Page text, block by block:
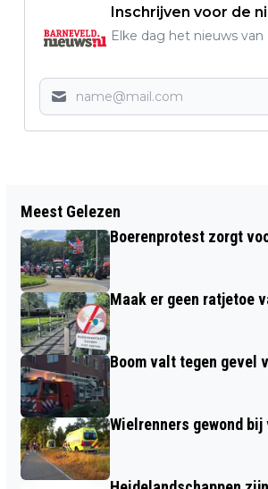
Inschrijven voor de
Elke dag het nieuws
GEMEENTE BARNEVELD
BLIK OP DE TOEKOMST
OMGEVINGSVISIE
Meest Gelezen
Boerenprotest zorgt
Maak er geen ratjetoe
Boom valt tegen gevel
Wielrenners gewond